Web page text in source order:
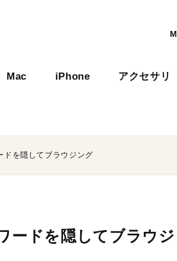
Mac iPhone アクセサリ
ドを隠してブラウジング
ードを隠してブラウ